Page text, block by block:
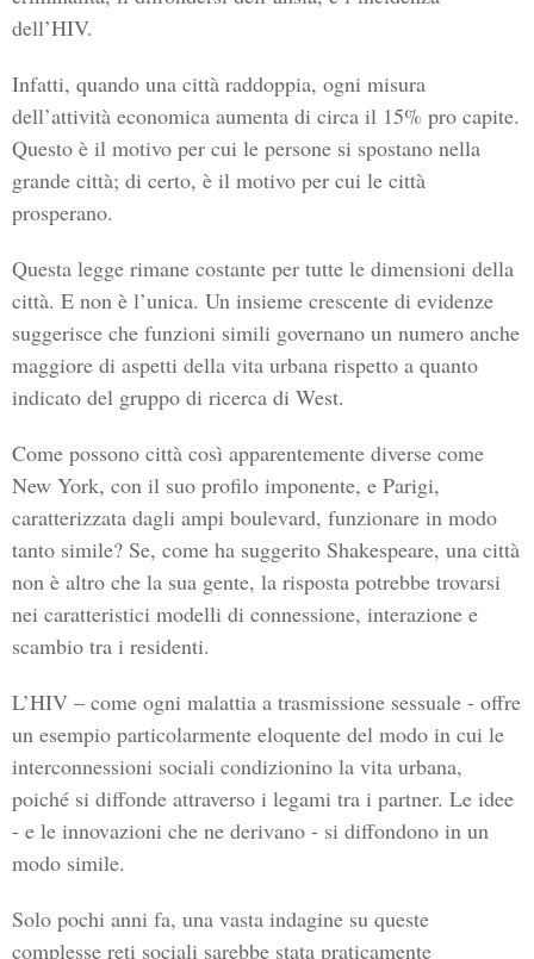
dell’HIV.
Infatti, quando una città raddoppia, ogni misura
dell’attività economica aumenta di circa il 15% pro capite.
Questo è il motivo per cui le persone si spostano nella
grande città; di certo, è il motivo per cui le città
prosperano.
Questa legge rimane costante per tutte le dimensioni della
città. E non è l’unica. Un insieme crescente di evidenze
suggerisce che funzioni simili governano un numero anche
maggiore di aspetti della vita urbana rispetto a quanto
indicato del gruppo di ricerca di West.
Come possono città così apparentemente diverse come
New York, con il suo profilo imponente, e Parigi,
caratterizzata dagli ampi boulevard, funzionare in modo
tanto simile? Se, come ha suggerito Shakespeare, una città
non è altro che la sua gente, la risposta potrebbe trovarsi
nei caratteristici modelli di connessione, interazione e
scambio tra i residenti.
L’HIV – come ogni malattia a trasmissione sessuale - offre
un esempio particolarmente eloquente del modo in cui le
interconnessioni sociali condizionino la vita urbana,
poiché si diffonde attraverso i legami tra i partner. Le idee
- e le innovazioni che ne derivano - si diffondono in un
modo simile.
Solo pochi anni fa, una vasta indagine su queste
complesse reti sociali sarebbe stata praticamente